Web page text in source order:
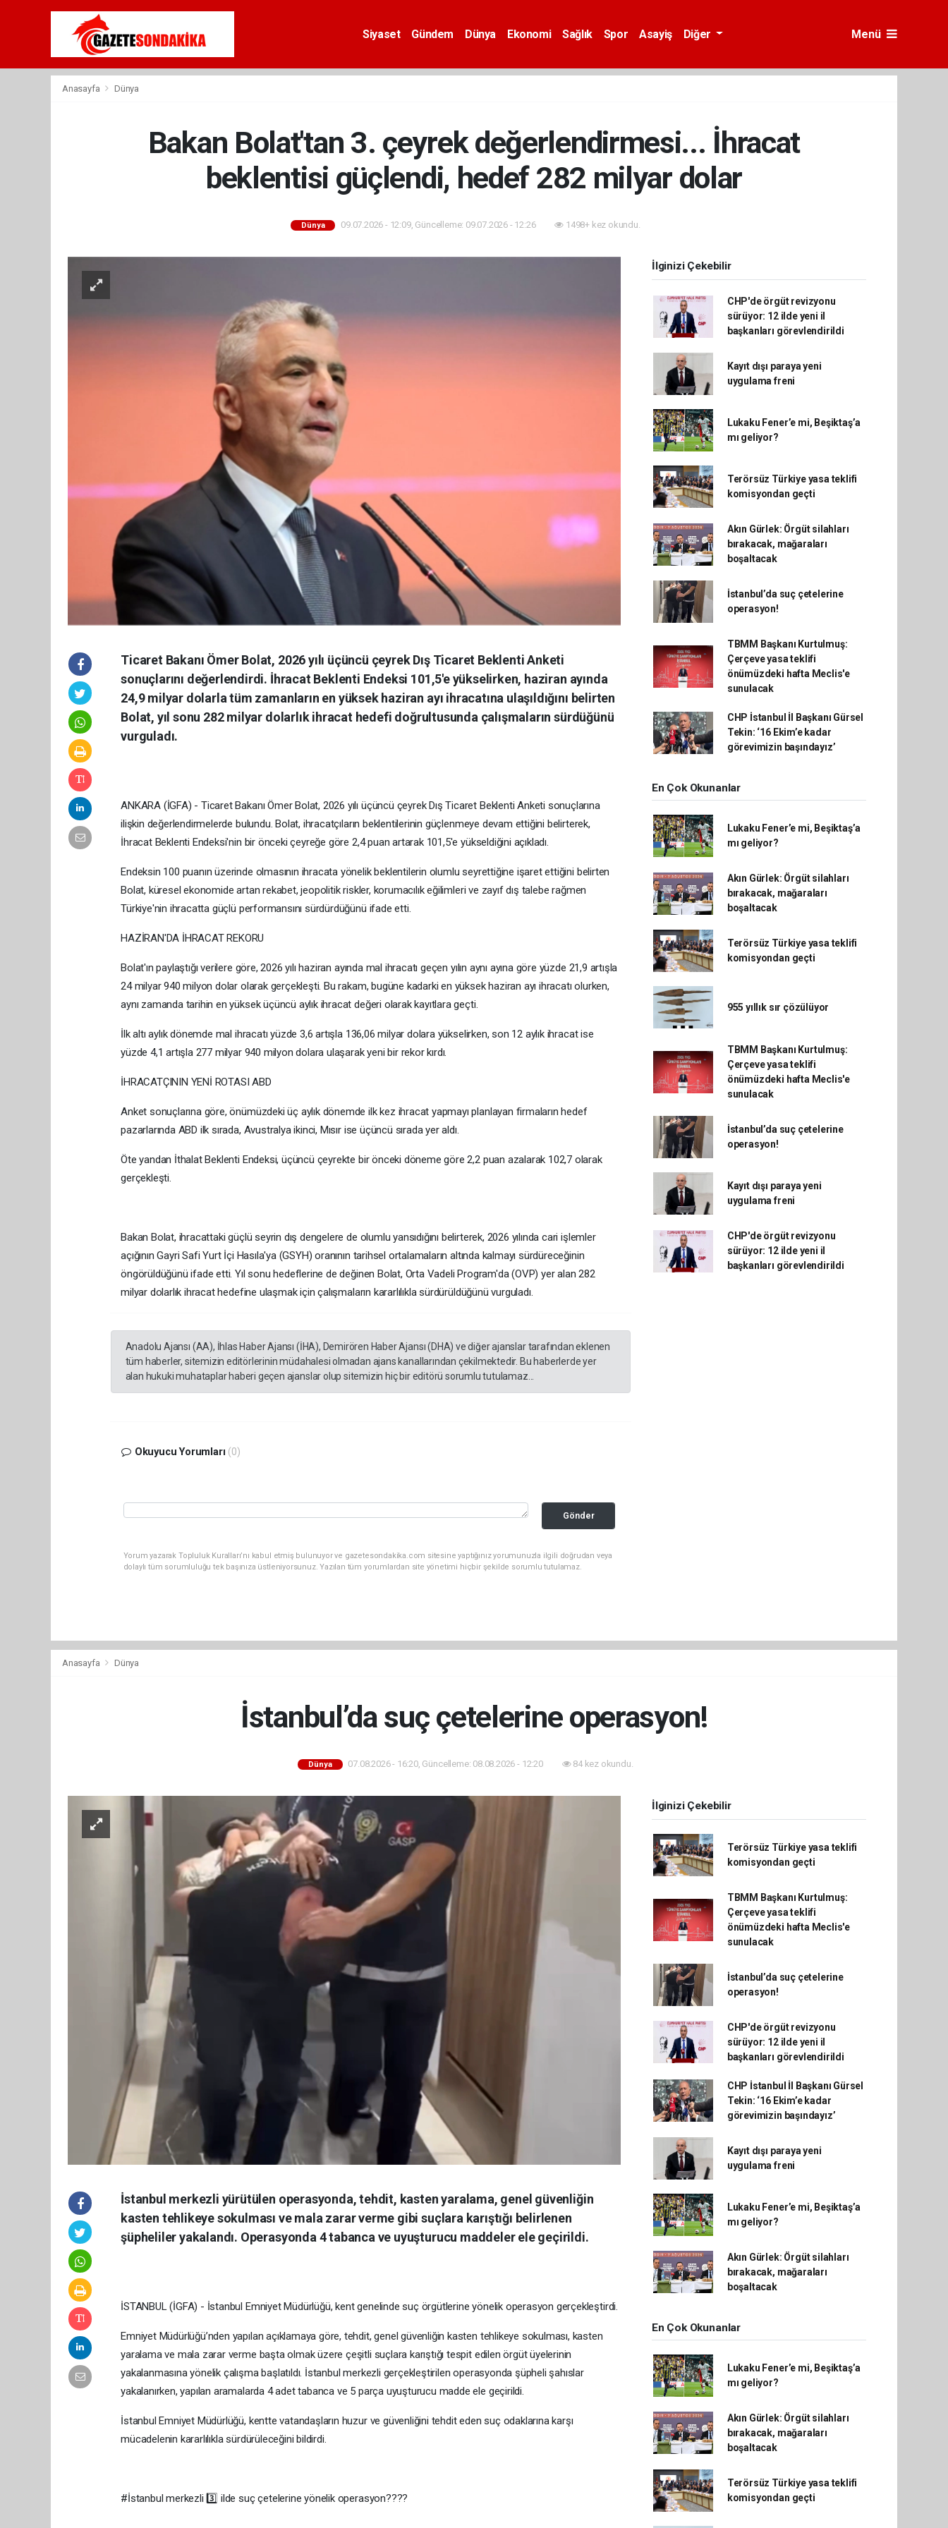
Siyaset Gündem Dünya Ekonomi Sağlık Spor Asayiş Diğer Menü
Anasayfa Dünya
Bakan Bolat'tan 3. çeyrek değerlendirmesi... İhracat
beklentisi güçlendi, hedef 282 milyar dolar
Dünya 09.07.2026 - 12:09, Güncelleme: 09.07.2026 - 12:26 1498+ kez okundu.
Ticaret Bakanı Ömer Bolat, 2026 yılı üçüncü çeyrek Dış Ticaret Beklenti Anketi
sonuçlarını değerlendirdi. İhracat Beklenti Endeksi 101,5'e yükselirken, haziran ayında
24,9 milyar dolarla tüm zamanların en yüksek haziran ayı ihracatına ulaşıldığını belirten
Bolat, yıl sonu 282 milyar dolarlık ihracat hedefi doğrultusunda çalışmaların sürdüğünü
vurguladı.
ANKARA (İGFA) - Ticaret Bakanı Ömer Bolat, 2026 yılı üçüncü çeyrek Dış Ticaret Beklenti Anketi sonuçlarına
ilişkin değerlendirmelerde bulundu. Bolat, ihracatçıların beklentilerinin güçlenmeye devam ettiğini belirterek,
İhracat Beklenti Endeksi'nin bir önceki çeyreğe göre 2,4 puan artarak 101,5'e yükseldiğini açıkladı.
Endeksin 100 puanın üzerinde olmasının ihracata yönelik beklentilerin olumlu seyrettiğine işaret ettiğini belirten
Bolat, küresel ekonomide artan rekabet, jeopolitik riskler, korumacılık eğilimleri ve zayıf dış talebe rağmen
Türkiye'nin ihracatta güçlü performansını sürdürdüğünü ifade etti.
HAZİRAN'DA İHRACAT REKORU
Bolat'ın paylaştığı verilere göre, 2026 yılı haziran ayında mal ihracatı geçen yılın aynı ayına göre yüzde 21,9 artışla
24 milyar 940 milyon dolar olarak gerçekleşti. Bu rakam, bugüne kadarki en yüksek haziran ayı ihracatı olurken,
aynı zamanda tarihin en yüksek üçüncü aylık ihracat değeri olarak kayıtlara geçti.
İlk altı aylık dönemde mal ihracatı yüzde 3,6 artışla 136,06 milyar dolara yükselirken, son 12 aylık ihracat ise
yüzde 4,1 artışla 277 milyar 940 milyon dolara ulaşarak yeni bir rekor kırdı.
İHRACATÇININ YENİ ROTASI ABD
Anket sonuçlarına göre, önümüzdeki üç aylık dönemde ilk kez ihracat yapmayı planlayan firmaların hedef
pazarlarında ABD ilk sırada, Avustralya ikinci, Mısır ise üçüncü sırada yer aldı.
Öte yandan İthalat Beklenti Endeksi, üçüncü çeyrekte bir önceki döneme göre 2,2 puan azalarak 102,7 olarak
gerçekleşti.
Bakan Bolat, ihracattaki güçlü seyrin dış dengelere de olumlu yansıdığını belirterek, 2026 yılında cari işlemler
açığının Gayri Safi Yurt İçi Hasıla'ya (GSYH) oranının tarihsel ortalamaların altında kalmayı sürdüreceğinin
öngörüldüğünü ifade etti. Yıl sonu hedeflerine de değinen Bolat, Orta Vadeli Program'da (OVP) yer alan 282
milyar dolarlık ihracat hedefine ulaşmak için çalışmaların kararlılıkla sürdürüldüğünü vurguladı.
Anadolu Ajansı (AA), İhlas Haber Ajansı (İHA), Demirören Haber Ajansı (DHA) ve diğer ajanslar tarafından eklenen
tüm haberler, sitemizin editörlerinin müdahalesi olmadan ajans kanallarından çekilmektedir. Bu haberlerde yer
alan hukuki muhataplar haberi geçen ajanslar olup sitemizin hiç bir editörü sorumlu tutulamaz...
Okuyucu Yorumları (0)
Gönder
Yorum yazarak Topluluk Kuralları’nı kabul etmiş bulunuyor ve gazetesondakika.com sitesine yaptığınız yorumunuzla ilgili doğrudan veya
dolaylı tüm sorumluluğu tek başınıza üstleniyorsunuz. Yazılan tüm yorumlardan site yönetimi hiçbir şekilde sorumlu tutulamaz.
İlginizi Çekebilir
CHP'de örgüt revizyonu
sürüyor: 12 ilde yeni il
başkanları görevlendirildi
Kayıt dışı paraya yeni
uygulama freni
Lukaku Fener’e mi, Beşiktaş’a
mı geliyor?
Terörsüz Türkiye yasa teklifi
komisyondan geçti
Akın Gürlek: Örgüt silahları
bırakacak, mağaraları
boşaltacak
İstanbul’da suç çetelerine
operasyon!
TBMM Başkanı Kurtulmuş:
Çerçeve yasa teklifi
önümüzdeki hafta Meclis'e
sunulacak
CHP İstanbul İl Başkanı Gürsel
Tekin: ‘16 Ekim’e kadar
görevimizin başındayız’
En Çok Okunanlar
Lukaku Fener’e mi, Beşiktaş’a
mı geliyor?
Akın Gürlek: Örgüt silahları
bırakacak, mağaraları
boşaltacak
Terörsüz Türkiye yasa teklifi
komisyondan geçti
955 yıllık sır çözülüyor
TBMM Başkanı Kurtulmuş:
Çerçeve yasa teklifi
önümüzdeki hafta Meclis'e
sunulacak
İstanbul’da suç çetelerine
operasyon!
Kayıt dışı paraya yeni
uygulama freni
CHP'de örgüt revizyonu
sürüyor: 12 ilde yeni il
başkanları görevlendirildi
Anasayfa Dünya
İstanbul’da suç çetelerine operasyon!
Dünya 07.08.2026 - 16:20, Güncelleme: 08.08.2026 - 12:20 84 kez okundu.
İstanbul merkezli yürütülen operasyonda, tehdit, kasten yaralama, genel güvenliğin
kasten tehlikeye sokulması ve mala zarar verme gibi suçlara karıştığı belirlenen
şüpheliler yakalandı. Operasyonda 4 tabanca ve uyuşturucu maddeler ele geçirildi.
İSTANBUL (İGFA) - İstanbul Emniyet Müdürlüğü, kent genelinde suç örgütlerine yönelik operasyon gerçekleştirdi.
Emniyet Müdürlüğü’nden yapılan açıklamaya göre, tehdit, genel güvenliğin kasten tehlikeye sokulması, kasten
yaralama ve mala zarar verme başta olmak üzere çeşitli suçlara karıştığı tespit edilen örgüt üyelerinin
yakalanmasına yönelik çalışma başlatıldı. İstanbul merkezli gerçekleştirilen operasyonda şüpheli şahıslar
yakalanırken, yapılan aramalarda 4 adet tabanca ve 5 parça uyuşturucu madde ele geçirildi.
İstanbul Emniyet Müdürlüğü, kentte vatandaşların huzur ve güvenliğini tehdit eden suç odaklarına karşı
mücadelenin kararlılıkla sürdürüleceğini bildirdi.
#İstanbul merkezli 3️⃣ ilde suç çetelerine yönelik operasyon????
İlginizi Çekebilir
Terörsüz Türkiye yasa teklifi
komisyondan geçti
TBMM Başkanı Kurtulmuş:
Çerçeve yasa teklifi
önümüzdeki hafta Meclis'e
sunulacak
İstanbul’da suç çetelerine
operasyon!
CHP'de örgüt revizyonu
sürüyor: 12 ilde yeni il
başkanları görevlendirildi
CHP İstanbul İl Başkanı Gürsel
Tekin: ‘16 Ekim’e kadar
görevimizin başındayız’
Kayıt dışı paraya yeni
uygulama freni
Lukaku Fener’e mi, Beşiktaş’a
mı geliyor?
Akın Gürlek: Örgüt silahları
bırakacak, mağaraları
boşaltacak
En Çok Okunanlar
Lukaku Fener’e mi, Beşiktaş’a
mı geliyor?
Akın Gürlek: Örgüt silahları
bırakacak, mağaraları
boşaltacak
Terörsüz Türkiye yasa teklifi
komisyondan geçti